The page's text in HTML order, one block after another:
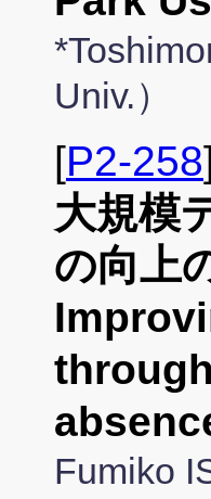
Univ.）
[P2-258]
大規模
の向上
Fumiko